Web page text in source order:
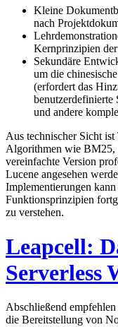
Kleine
nach
Kernprinzipien
Sekundäre
um die
(erfordert das
benutzerdefinierte
und andere
Aus technischer Sicht
Algorithmen wie BM25,
vereinfachte Version
Lucene angesehen
Implementierungen
Funktionsprinzipien
zu verstehen.
Leapcell:
Serverless
Abschließend
die Bereitstellung von